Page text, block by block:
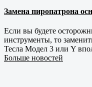
Замена пиропатрона
Если вы будете
инструменты, то
Тесла Модел 3 или Y
Больше новостей